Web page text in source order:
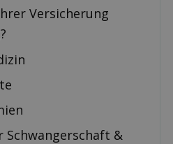
Versicherung
Schwangerschaft &